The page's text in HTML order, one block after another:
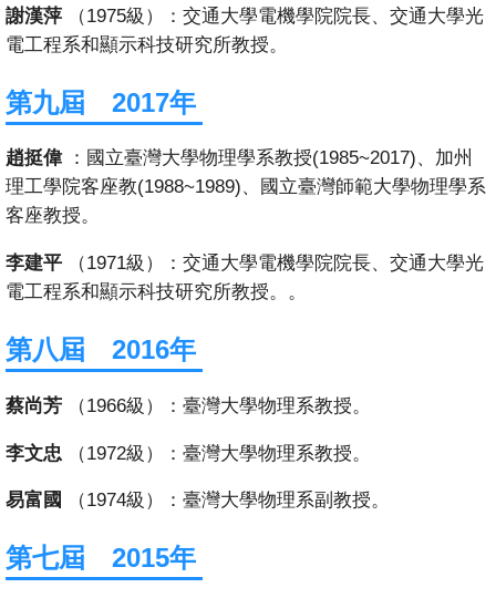
徵
才
相
研
究
單
位
首
頁
臺
大
頁
網
站
謝漢萍
（1975級）：交通大學電機學院院長、交通大學光
電工程系和顯示科技研究所教授。
第九屆 2017年
趙挺偉：國立臺灣大學物理學系教授(1985~2017)、加州
理工學院客座教(1988~1989)、國立臺灣師範大學物理學系
客座教授。
李建平
（1971級）：交通大學電機學院院長、交通大學光
電工程系和顯示科技研究所教授。。
第八屆 2016年
蔡尚芳 （1966級）：臺灣大學物理系教授。
李文忠 （1972級）：臺灣大學物理系教授。
易富國 （1974級）：臺灣大學物理系副教授。
第七屆 2015年